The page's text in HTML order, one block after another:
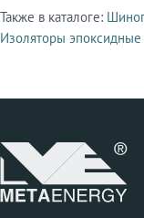
Смежные
Также в каталоге:
Изоляторы